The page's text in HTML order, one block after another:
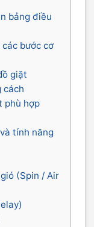
bảng điều
bước cơ
giặt
cách
phù hợp
tính năng
(Spin / Air